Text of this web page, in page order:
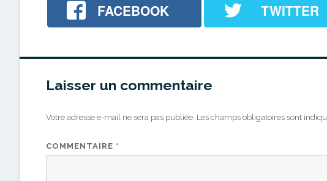
FACEBOOK TWITTER
Laisser un commentaire
Votre adresse e-mail ne sera pas publiée. Les champs obligatoires sont
COMMENTAIRE *